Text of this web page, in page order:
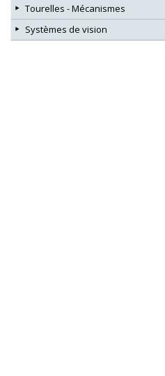
Tourelles - Mécanismes
Systèmes de vision